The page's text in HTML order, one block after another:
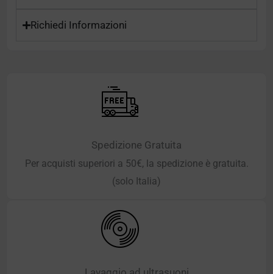
Richiedi Informazioni
Spedizione Gratuita
Per acquisti superiori a 50€, la spedizione è gratuita.
(solo Italia)